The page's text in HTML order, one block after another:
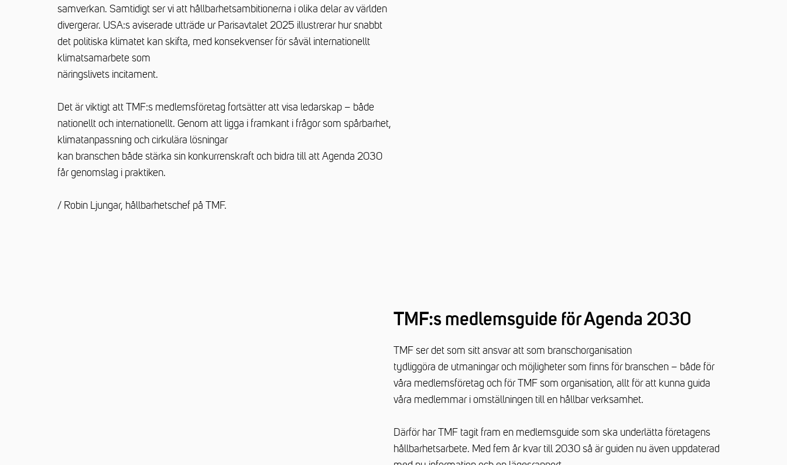
samverkan. Samtidigt ser vi att hållbarhetsambitionerna i olika delar av världen
divergerar. USA:s aviserade utträde ur Parisavtalet 2025 illustrerar hur snabbt
det politiska klimatet kan skifta, med konsekvenser för såväl internationellt
klimatsamarbete som
näringslivets incitament.
Det är viktigt att TMF:s medlemsföretag fortsätter att visa ledarskap – både
nationellt och internationellt. Genom att ligga i framkant i frågor som spårbarhet,
klimatanpassning och cirkulära lösningar
kan branschen både stärka sin konkurrenskraft och bidra till att Agenda 2030
får genomslag i praktiken.
/ Robin Ljungar, hållbarhetschef på TMF.
TMF:s medlemsguide för Agenda 2030
TMF ser det som sitt ansvar att som branschorganisation
tydliggöra de utmaningar och möjligheter som finns för branschen – både för
våra medlemsföretag och för TMF som organisation, allt för att kunna guida
våra medlemmar i omställningen till en hållbar verksamhet.
Därför har TMF tagit fram en medlemsguide som ska underlätta företagens
hållbarhetsarbete. Med fem år kvar till 2030 så är guiden nu även uppdaterad